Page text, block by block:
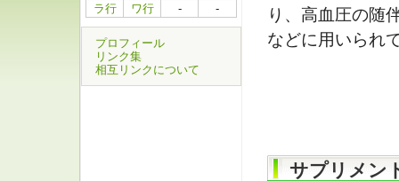
り、高血圧の随
などに用いら
サプリメ
ラ行
ワ行 - -
プロフィール
リンク集
相互リンクについて